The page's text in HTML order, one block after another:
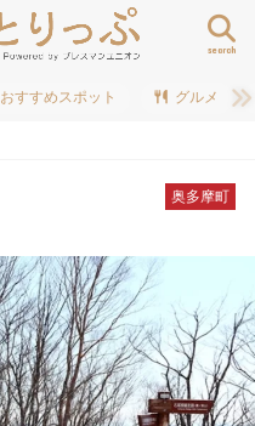
search
おすすめスポット グルメ
奥多摩町